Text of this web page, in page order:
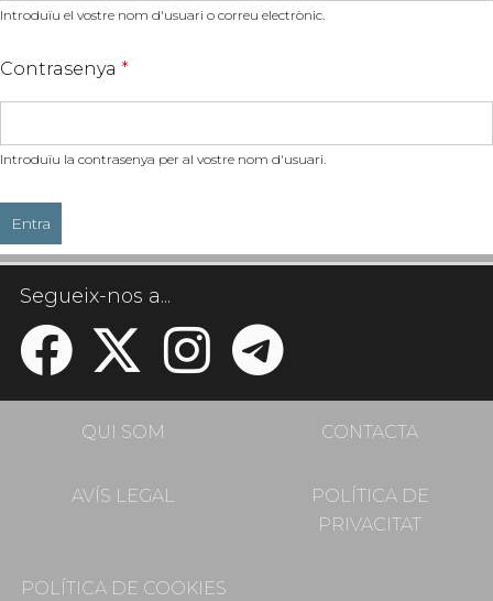
Introduïu el vostre nom d'usuari o correu electrònic.
Contrasenya *
Introduïu la contrasenya per al vostre nom d'usuari.
Segueix-nos a...
QUI SOM CONTACTA
AVÍS LEGAL
POLÍTICA DE
PRIVACITAT
POLÍTICA DE COOKIES